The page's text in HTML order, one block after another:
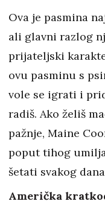
Ova je pasmina
ali glavni razlog
prijateljski
ovu pasminu s
vole se igrati i
radiš. Ako želiš
pažnje, Maine
poput tihog
šetati svakog
Američka